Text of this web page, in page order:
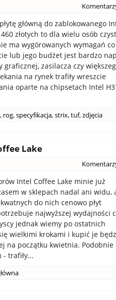
główną do zablokowanego
złotych to dla wielu osób
ma wygórowanych wymagań
lub jego budżet jest bardzo
graficznej, zasilacza czy
na rynek trafiły wreszcie
oparte na chipsetach Intel
, rog,specyfikacja,strix,tuf,zdjęcia
Lake
Intel Coffee Lake minie już
w sklepach nadal ani widu,
do nich cenowo płyt
najwyższej wydajności
jednak wiemy po ostatnich
wielkimi krokami i kupić je
na początku kwietnia. Podobnie
- trafiły...